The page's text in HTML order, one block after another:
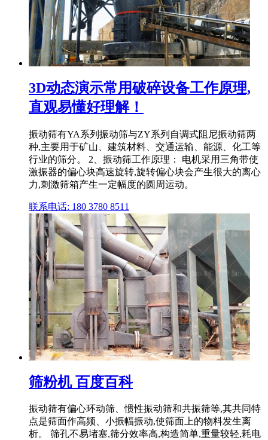
3D动态演示常用破碎设备工作原理,
直观易懂好理解！
振动筛有YA系列振动筛与ZY系列自调式阻尼振动筛两
种,主要用于矿山、建筑材料、交通运输、能源、化工等
行业的筛分。 2、振动筛工作原理： 电机采用三角带使
激振器的偏心块高速旋转,旋转偏心块会产生很大的离心
力,刺激筛箱产生一定幅度的圆周运动。
联系电话: 180 3780 8511
筛粉机 百度百科
振动筛有偏心环动筛、惯性振动筛和共振筛等,其共同特
点是筛面作高频、小振幅振动,使筛面上的物料发生离
析。 筛孔不易堵塞,筛分效率高,构造简单,重量较轻,耗电